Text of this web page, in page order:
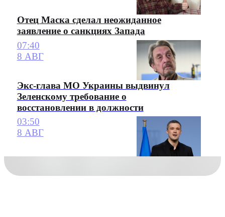
Отец Маска сделал неожиданное
заявление о санкциях Запада
07:40
8 АВГ
Экс-глава МО Украины выдвинул
Зеленскому требование о
восстановлении в должности
03:50
8 АВГ